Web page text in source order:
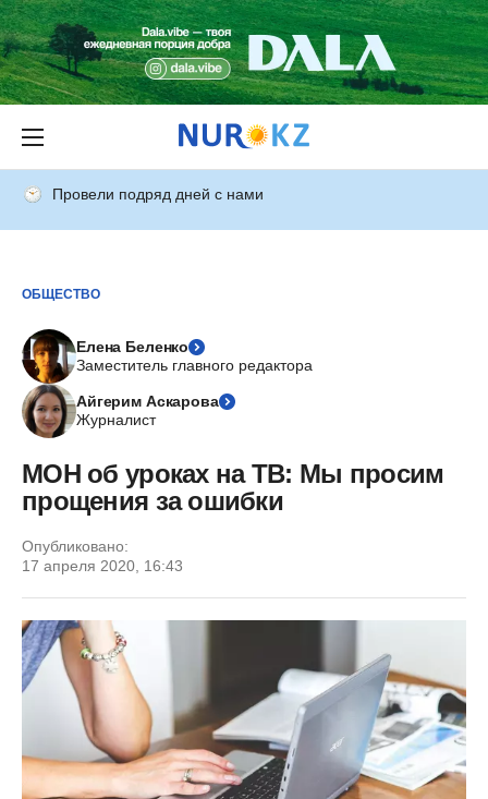
Провели подряд дней с нами
ОБЩЕСТВО
Елена Беленко
Заместитель главного редактора
Айгерим Аскарова
Журналист
МОН об уроках на ТВ: Мы просим
прощения за ошибки
Опубликовано:
17 апреля 2020, 16:43